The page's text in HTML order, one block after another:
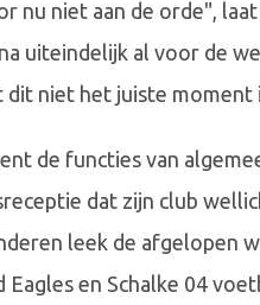
nu niet aan de orde",
uiteindelijk al voor de
niet het juiste moment
de functies van
dat zijn club
leek de afgelopen
en Schalke 04